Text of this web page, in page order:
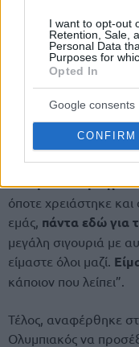
I want to opt-out
Retention, Sale,
Personal Data
Purposes for
Opted In
Google consents
CONFIRM
“Γι’ αυτό έχουμε
έχουμε τον αρχηγό
όποτε χρειάστηκε και
εμάς, πάντα εδώ για
μεγάλη σιγουριά με
είμαστε όλοι μαζί.
κάποιον που λείπει”.
Τέλος, αναφέρθηκε
Ολυμπιακός να